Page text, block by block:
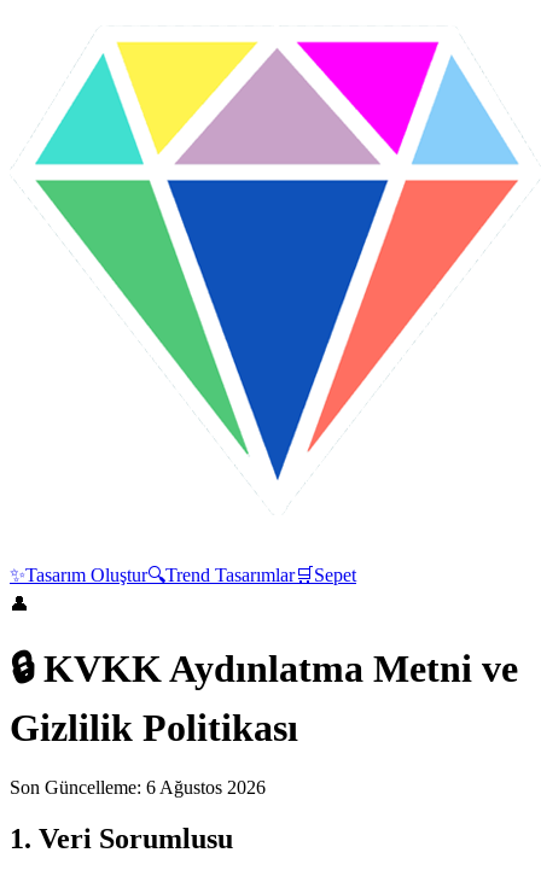
✨Tasarım Oluştur🔍︎Trend Tasarımlar🛒 Sepet
👤
🔒 KVKK Aydınlatma Metni ve
Gizlilik Politikası
Son Güncelleme: 6 Ağustos 2026
1. Veri Sorumlusu